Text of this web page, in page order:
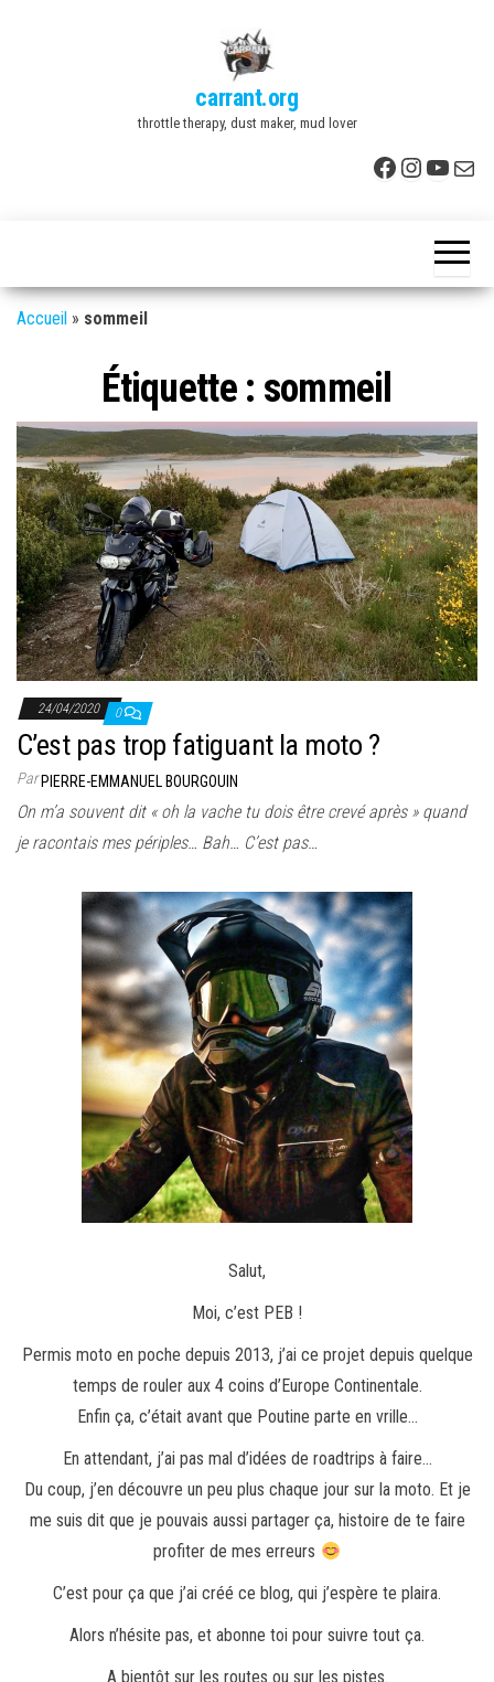
carrant.org
throttle therapy, dust maker, mud lover
Facebook
E-
Accueil » sommeil
Étiquette : sommeil
24/04/2020 0
C’est pas trop fatiguant la moto ?
ParPIERRE-EMMANUEL BOURGOUIN
On m’a souvent dit « oh la vache tu dois être crevé après » quand
je racontais mes périples… Bah… C’est pas…
Salut,
Moi, c’est PEB !
Permis moto en poche depuis 2013, j’ai ce projet depuis quelque
temps de rouler aux 4 coins d’Europe Continentale.
Enfin ça, c’était avant que Poutine parte en vrille…
En attendant, j’ai pas mal d’idées de roadtrips à faire…
Du coup, j’en découvre un peu plus chaque jour sur la moto. Et je
me suis dit que je pouvais aussi partager ça, histoire de te faire
profiter de mes erreurs
C’est pour ça que j’ai créé ce blog, qui j’espère te plaira.
Alors n’hésite pas, et abonne toi pour suivre tout ça.
A bientôt sur les routes ou sur les pistes.